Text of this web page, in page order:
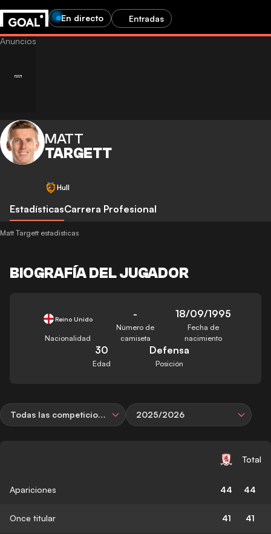
En directo Entradas
MATT
TARGETT
Hull
EstadísticasCarrera Profesional
Matt Targett estadísticas
BIOGRAFÍA DEL JUGADOR
Reino Unido
Nacionalidad
-
Número de
camiseta
18/09/1995
Fecha de
nacimiento
30
Edad
Defensa
Posición
Todas las competiciones 2025/2026
Total
Apariciones 44 44
Once titular 41 41